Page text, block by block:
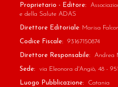
Proprietario - Editore:
e della Salute ADAS
Direttore Editoriale: Marisa
Codice Fiscale: 93167150874
Direttore Responsabile: Andrea
Sede: via Eleonora d'Angiò, 48 -
Luogo Pubblicazione: Catania